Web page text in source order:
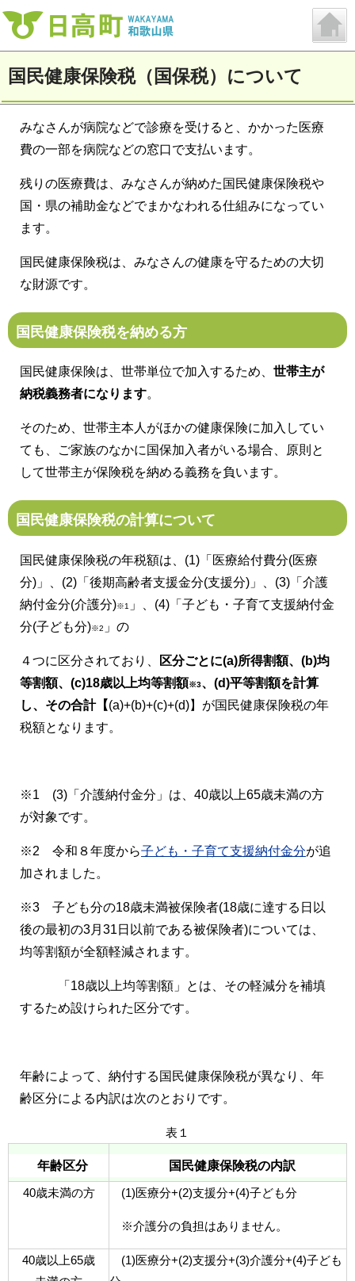
国民健康保険税（国保税）について
みなさんが病院などで診療を受けると、かかった医療
費の一部を病院などの窓口で支払います。
残りの医療費は、みなさんが納めた国民健康保険税や
国・県の補助金などでまかなわれる仕組みになってい
ます。
国民健康保険税は、みなさんの健康を守るための大切
な財源です。
国民健康保険税を納める方
国民健康保険は、世帯単位で加入するため、 世帯主が
納税義務者になります。
そのため、世帯主本人がほかの健康保険に加入してい
ても、ご家族のなかに国保加入者がいる場合、原則と
して世帯主が保険税を納める義務を負います。
国民健康保険税の計算について
国民健康保険税の年税額は、(1)「医療給付費分(医療
分)」、(2)「後期高齢者支援金分(支援分)」、(3)「介護
納付金分(介護分)※1 」、 (4)「子ども・子育て支援納付金
分(子ども分)※2 」の
４つに区分されており、
区分ごとに(a)所得割額、(b)均
等割額、(c)18歳以上均等割額※3、(d)平等割額を計算
し、その合計【(a)+(b)+(c)+(d)】が国民健康保険税の年
税額となります。
※1 (3)「介護納付金分」は、40歳以上65歳未満の方
が対象です。
※2 令和８年度から子ども・子育て支援納付金分が追
加されました。
※3 子ども分の18歳未満被保険者(18歳に達する日以
後の最初の3月31日以前である被保険者)については、
均等割額が全額軽減されます。
「18歳以上均等割額」とは、その軽減分を補填
するため設けられた区分です。
年齢によって、納付する国民健康保険税が異なり、年
齢区分による内訳は次のとおりです。
表１
年齢区分 国民健康保険税の内訳
40歳未満の方 (1)医療分+(2)支援分+(4)子ども分
※介護分の負担はありません。
40歳以上65歳
(1)医療分+(2)支援分+(3)介護分+(4)子ども